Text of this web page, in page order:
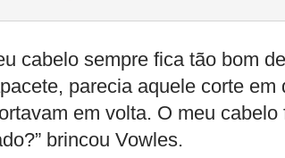
cabelo sempre fica tão bom
parecia aquele corte
em volta. O meu
brincou Vowles.